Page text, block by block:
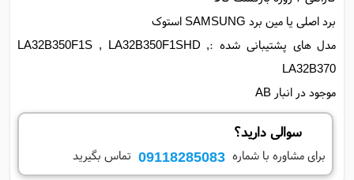
برد اصلی یا مین برد SAMSUNG استوک
مدل های پشتیبانی شده :LA32B350F1S , LA32B350F1SHD ,
موجود در انبار AB
سوالی دارید؟
برای مشاوره با شماره 09118285083 تماس بگیرید